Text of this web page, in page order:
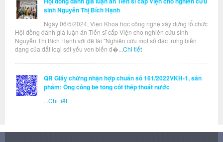
sinh Nguyễn Thị Bích Hạnh
Ngày 06/5/2024, Viện Khoa học công nghệ xây dựng tổ chức
Hội đồng đánh giá luận án Tiến sĩ cấp Viện cho nghiên cứu sinh
Nguyễn Thị Bích Hạnh với đề tài "Nghiên cứu một số đặc trưng biến
dạng của đất loại sét yếu ven biển đ�... Chi tiết
QR Giấy chứng nhận hợp chuẩn số 161/2022VKH-1, sản
phẩm: Ống cống bê tông cốt thép thoát nước
Chi tiết